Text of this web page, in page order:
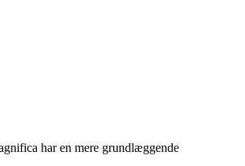
har en mere grundlæggende